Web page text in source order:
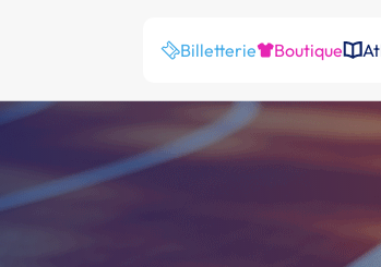
Billetterie Boutique